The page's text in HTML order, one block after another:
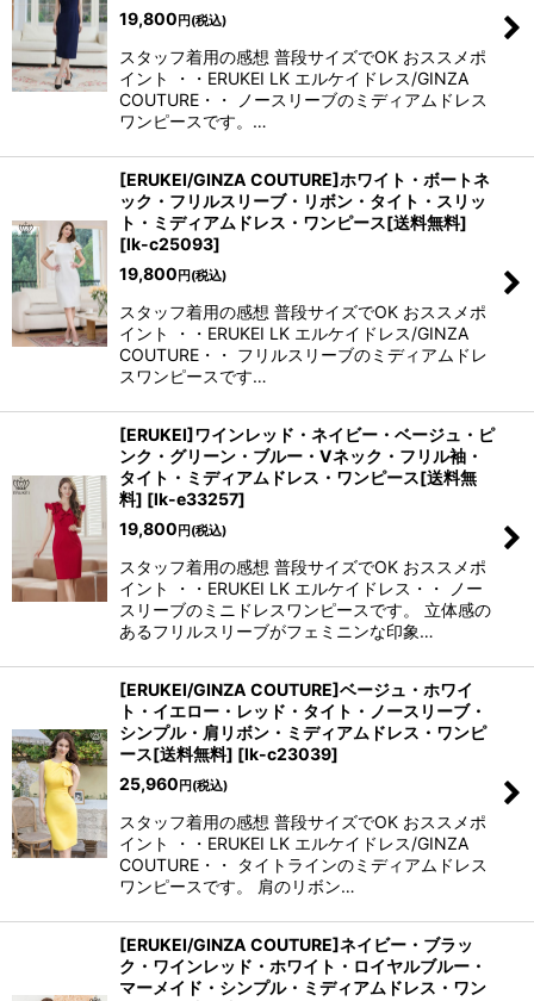
19,800 円 (税込)
スタッフ着用の感想 普段サイズでOK おススメポ
イント ・・ERUKEI LK エルケイドレス/GINZA
COUTURE・・ ノースリーブのミディアムドレス
ワンピースです。…
[ERUKEI/GINZA COUTURE]ホワイト・ボートネ
ック・フリルスリーブ・リボン・タイト・スリッ
ト・ミディアムドレス・ワンピース[送料無料]
[lk-c25093]
19,800 円 (税込)
スタッフ着用の感想 普段サイズでOK おススメポ
イント ・・ERUKEI LK エルケイドレス/GINZA
COUTURE・・ フリルスリーブのミディアムドレ
スワンピースです…
[ERUKEI]ワインレッド・ネイビー・ベージュ・ピ
ンク・グリーン・ブルー・Vネック・フリル袖・
タイト・ミディアムドレス・ワンピース[送料無
料] [lk-e33257]
19,800 円 (税込)
スタッフ着用の感想 普段サイズでOK おススメポ
イント ・・ERUKEI LK エルケイドレス・・ ノー
スリーブのミニドレスワンピースです。 立体感の
あるフリルスリーブがフェミニンな印象…
[ERUKEI/GINZA COUTURE]ベージュ・ホワイ
ト・イエロー・レッド・タイト・ノースリーブ・
シンプル・肩リボン・ミディアムドレス・ワンピ
ース[送料無料] [lk-c23039]
25,960 円 (税込)
スタッフ着用の感想 普段サイズでOK おススメポ
イント ・・ERUKEI LK エルケイドレス/GINZA
COUTURE・・ タイトラインのミディアムドレス
ワンピースです。 肩のリボン…
[ERUKEI/GINZA COUTURE]ネイビー・ブラッ
ク・ワインレッド・ホワイト・ロイヤルブルー・
マーメイド・シンプル・ミディアムドレス・ワン